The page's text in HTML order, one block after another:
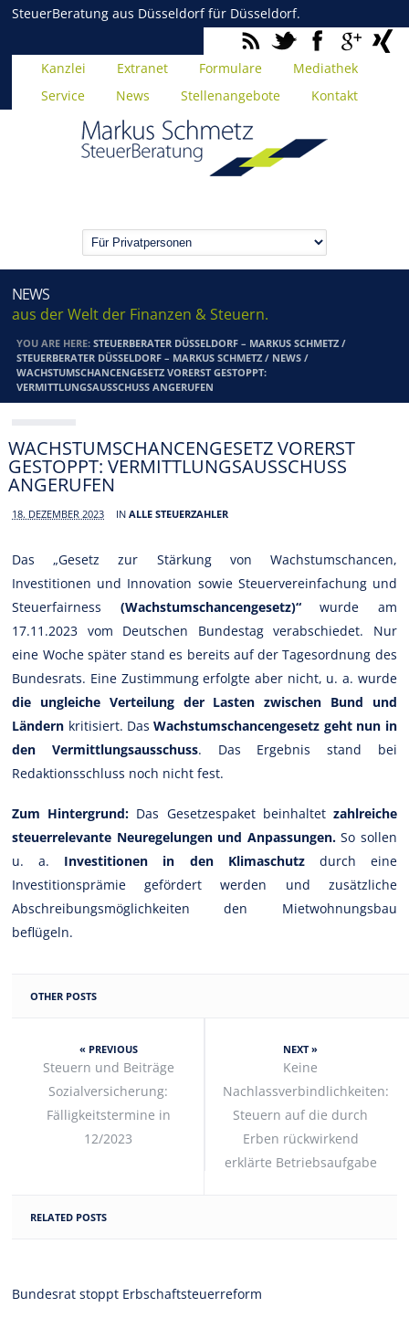
SteuerBeratung aus Düsseldorf für Düsseldorf.
Kanzlei Extranet Formulare
Mediathek
Service
News Stellenangebote Kontakt
NEWS
aus der Welt der Finanzen & Steuern.
YOU ARE HERE:STEUERBERATER DÜSSELDORF – MARKUS SCHMETZ /
STEUERBERATER DÜSSELDORF – MARKUS SCHMETZ / NEWS /
WACHSTUMSCHANCENGESETZ VORERST GESTOPPT:
VERMITTLUNGSAUSSCHUSS ANGERUFEN
WACHSTUMSCHANCENGESETZ VORERST
GESTOPPT: VERMITTLUNGSAUSSCHUSS
ANGERUFEN
18. DEZEMBER 2023 INALLE STEUERZAHLER
Das „Gesetz zur Stärkung von Wachstumschancen,
Investitionen und Innovation sowie Steuervereinfachung und
Steuerfairness (Wachstumschancengesetz)“wurde am
17.11.2023 vom Deutschen Bundestag verabschiedet. Nur
eine Woche später stand es bereits auf der Tagesordnung des
Bundesrats. Eine Zustimmung erfolgte aber nicht, u. a. wurde
die ungleiche Verteilung der Lasten zwischen Bund und
Ländern kritisiert. Das Wachstumschancengesetz geht nun in
den Vermittlungsausschuss. Das Ergebnis stand bei
Redaktionsschluss noch nicht fest.
Zum Hintergrund: Das Gesetzespaket beinhaltet zahlreiche
steuerrelevante Neuregelungen und Anpassungen.So sollen
u. a. Investitionen in den Klimaschutzdurch eine
Investitionsprämie gefördert werden und zusätzliche
Abschreibungsmöglichkeiten den Mietwohnungsbau
beflügeln.
OTHER POSTS
« PREVIOUS
Steuern und Beiträge
Sozialversicherung:
Fälligkeitstermine in
12/2023
NEXT »
Keine
Nachlassverbindlichkeiten:
Steuern auf die durch
Erben rückwirkend
erklärte Betriebsaufgabe
RELATED POSTS
Bundesrat stoppt Erbschaftsteuerreform